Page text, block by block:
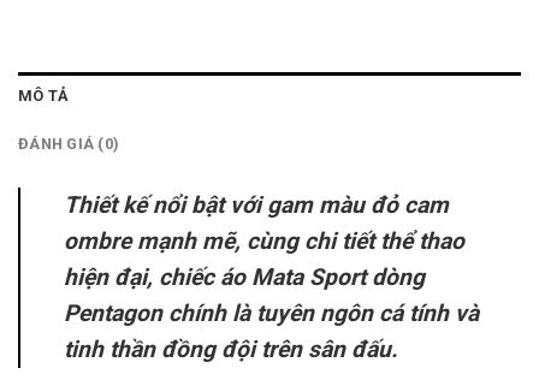
MÔ TẢ
ĐÁNH GIÁ (0)
Thiết kế nổi bật với gam màu đỏ cam
ombre mạnh mẽ, cùng chi tiết thể thao
hiện đại, chiếc áo Mata Sport dòng
Pentagon chính là tuyên ngôn cá tính và
tinh thần đồng đội trên sân đấu.